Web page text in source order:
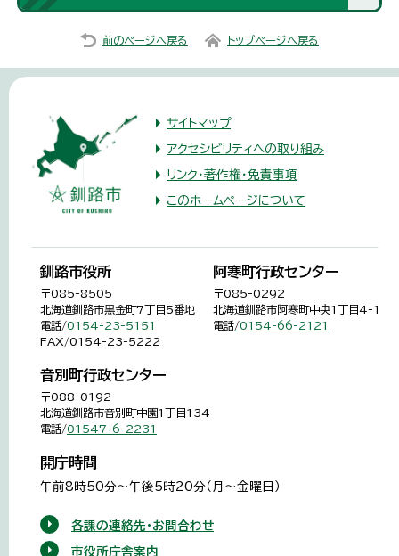
前のページへ戻る トップページへ戻る
サイトマップ
アクセシビリティへの取り組み
リンク・著作権・免責事項
このホームページについて
釧路市役所
〒085-8505
北海道釧路市黒金町7丁目5番地
電話/0154-23-5151
FAX/0154-23-5222
阿寒町行政センター
〒085-0292
北海道釧路市阿寒町中央1丁目4-1
電話/0154-66-2121
音別町行政センター
〒088-0192
北海道釧路市音別町中園1丁目134
電話/01547-6-2231
開庁時間
午前8時50分～午後5時20分（月～金曜日）
各課の連絡先・お問合わせ
市役所庁舎案内